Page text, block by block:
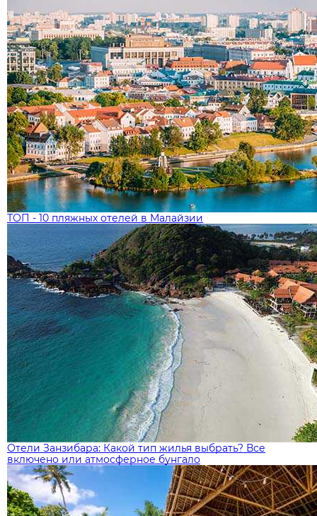
ТОП - 10 пляжных отелей в Малайзии
Отели Занзибара: Какой тип жилья выбрать? Все
включено или атмосферное бунгало